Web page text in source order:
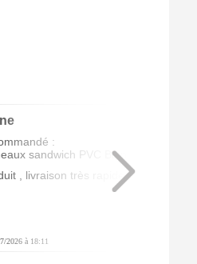
2026 à 18:11
:
sandwich PVC Blanc 24 MM
, livraison très rapide .Parfait